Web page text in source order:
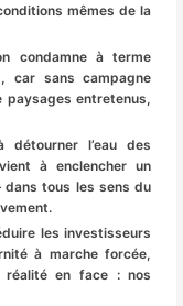
mêmes de la
condamne à terme
car sans campagne
paysages entretenus,
l’eau des
à enclencher un
tous les sens du
les investisseurs
à marche forcée,
réalité en face : nos